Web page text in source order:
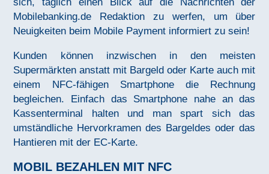
Mobilebanking.de Redaktion zu werfen, um über
Neuigkeiten beim Mobile Payment informiert zu sein!
Kunden können inzwischen in den meisten
Supermärkten anstatt mit Bargeld oder Karte auch mit
einem NFC-fähigen Smartphone die Rechnung
begleichen. Einfach das Smartphone nahe an das
Kassenterminal halten und man spart sich das
umständliche Hervorkramen des Bargeldes oder das
Hantieren mit der EC-Karte.
MOBIL BEZAHLEN MIT NFC